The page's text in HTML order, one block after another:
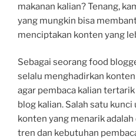
makanan kalian? Tenang,
yang mungkin bisa
menciptakan konten yang
Sebagai seorang food
selalu menghadirkan
agar pembaca kalian
blog kalian. Salah satu
konten yang menarik
tren dan kebutuhan